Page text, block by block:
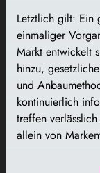
Letztlich gilt: Ein
einmaliger
Markt entwickelt
hinzu,
und
kontinuierlich
treffen
allein von